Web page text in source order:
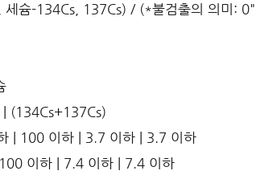
슘-134Cs, 137Cs) / (*불검출의 의미:
(134Cs+137Cs)
| 100 이하 | 3.7 이하 | 3.7 이하
이하 | 7.4 이하 | 7.4 이하